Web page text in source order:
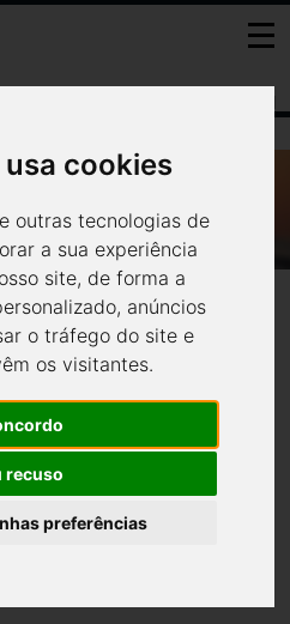
cookies
outras tecnologias de
a sua experiência
site, de forma a
anúncios
o tráfego do site e
os visitantes.
recuso
preferências
- BETA TALK
BARCOS SOLARES E
NO TURISMO.
Media
- Beta
fala de
inovação no
o facto de ainda ser Verão